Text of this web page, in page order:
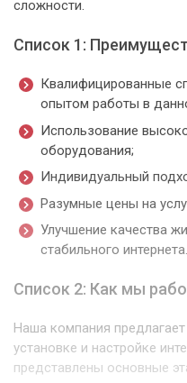
сложности.
Список 1:
Квалифицированные
опытом работы в
Использование
оборудования;
Индивидуальный
Разумные цены на
Улучшение качества
стабильного интернета.
Список 2: Как мы
Наша компания
установке и настройке
представлены основные